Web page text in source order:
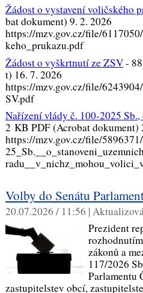
Žádost o vystavení voličského
bat dokument) 9. 2. 2026
https://mzv.gov.cz/file/
keho_prukazu.pdf
Žádost o vyškrtnutí ze ZSV-
t) 16. 7. 2026
https://mzv.gov.cz/file/
SV.pdf
Nařízení vlády č. 100-2025 Sb.,
2 KB PDF (Acrobat dokument)
https://mzv.gov.cz/file/
Volby do Senátu
20.07.2026 / 11:56 |
Prezident
zákonů a
117/2026
Parlamentu
zastupitelstev obcí,